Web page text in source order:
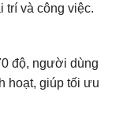
trí và công việc.
độ, người dùng
hoạt, giúp tối ưu